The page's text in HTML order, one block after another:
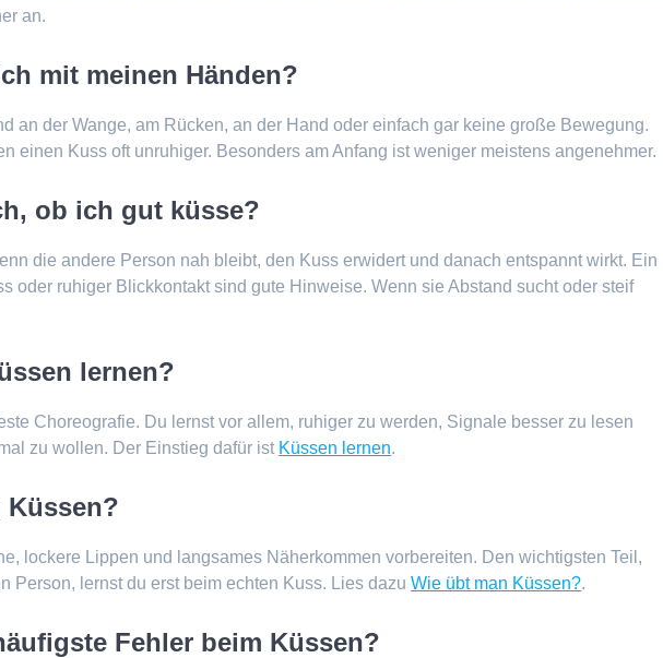
an.
mit meinen Händen?
an der Wange, am Rücken, an der Hand oder einfach gar keine große Bewegung.
einen Kuss oft unruhiger. Besonders am Anfang ist weniger meistens angenehmer.
ob ich gut küsse?
die andere Person nah bleibt, den Kuss erwidert und danach entspannt wirkt. Ein
oder ruhiger Blickkontakt sind gute Hinweise. Wenn sie Abstand sucht oder steif
lernen?
Choreografie. Du lernst vor allem, ruhiger zu werden, Signale besser zu lesen
zu wollen. Der Einstieg dafür ist Küssen lernen.
Küssen?
lockere Lippen und langsames Näherkommen vorbereiten. Den wichtigsten Teil,
Person, lernst du erst beim echten Kuss. Lies dazuWie übt man Küssen?.
Fehler beim Küssen?